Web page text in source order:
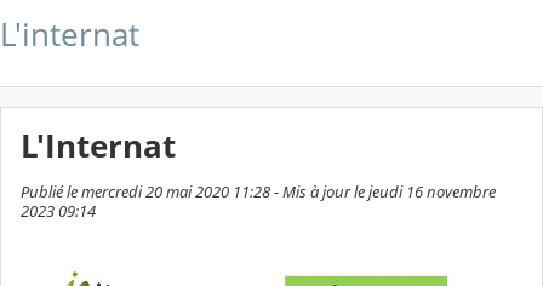
L'internat
L'Internat
Publié le mercredi 20 mai 2020 11:28 - Mis à jour le jeudi 16 novembre
2023 09:14